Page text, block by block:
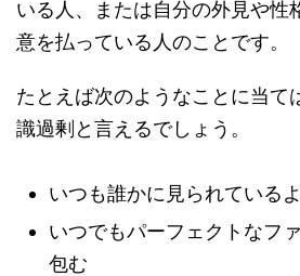
いる人、または自分の外見や性
意を払っている人のことです。
たとえば次のようなことに当て
識過剰と言えるでしょう。
いつも誰かに見られている
いつでもパーフェクトなフ
包む